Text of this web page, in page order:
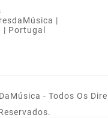
|
| Portugal
- Todos Os